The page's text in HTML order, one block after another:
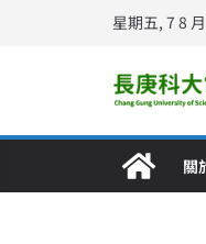
星期五, 7 8
關